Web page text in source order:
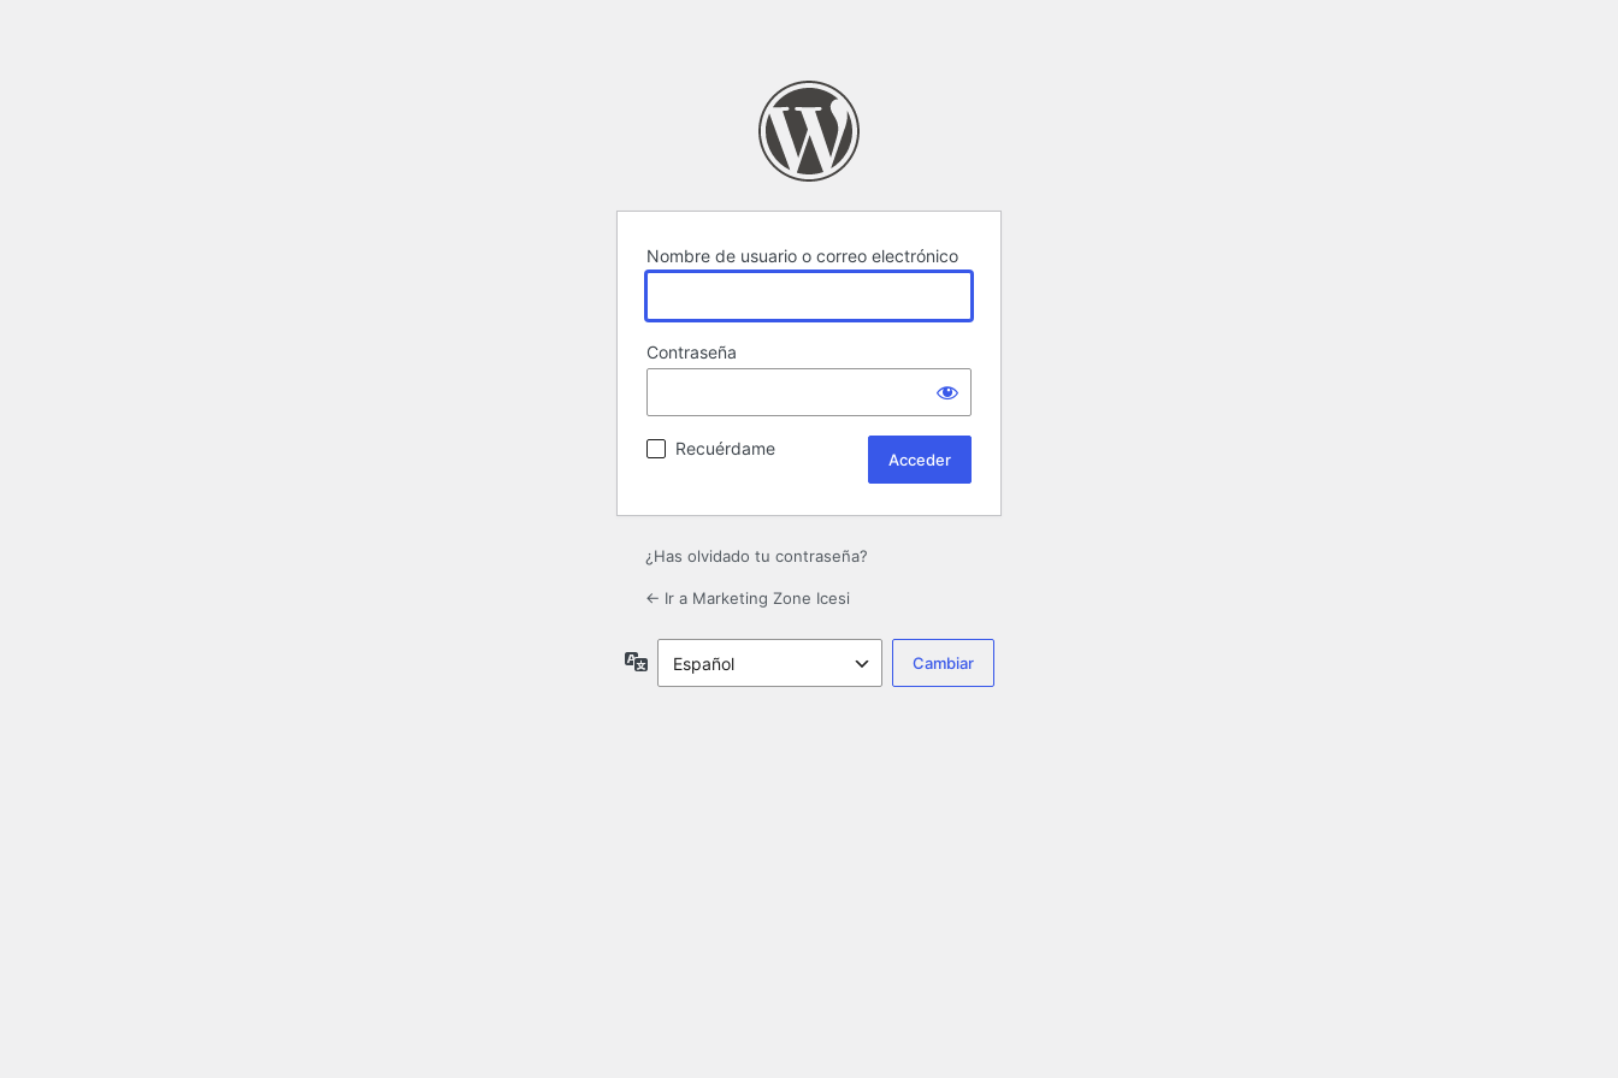
Nombre de usuario o correo electrónico
Contraseña
Recuérdame
¿Has olvidado tu contraseña?
← Ir a Marketing Zone Icesi
Idioma